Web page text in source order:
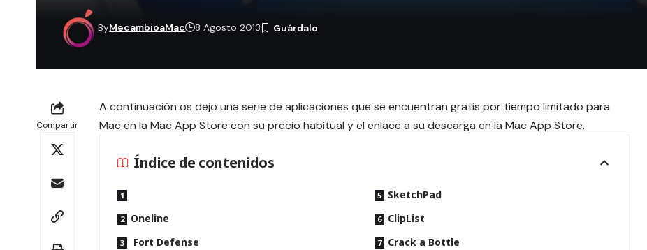
ByMecambioaMac 8 Agosto 2013
Compartir
A continuación os dejo una serie de aplicaciones que se encuentran gratis por tiempo limitado para
Mac en la Mac App Store con su precio habitual y el enlace a su descarga en la Mac App Store.
Índice de contenidos
Oneline
Fort Defense
SketchPad
ClipList
Crack a Bottle